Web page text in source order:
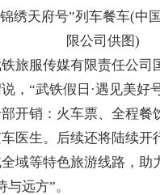
绣天府号”列车餐车(中
限公司供图)
服传媒有限责任公司
，“武铁假日·遇见美好
开销：火车票、全程餐
医生。后续还将陆续开
域等特色旅游线路，助
与远方”。